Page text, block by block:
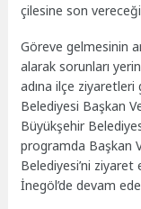
çilesine son
Göreve gelmesinin
alarak sorunları
adına ilçe
Belediyesi Başkan
Büyükşehir
programda Başkan
Belediyesi’ni ziyaret
İnegöl’de devam